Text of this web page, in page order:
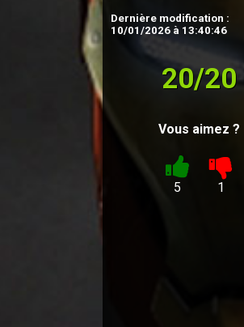
Dernière modification :
10/01/2026 à 13:40:46
20/20
Vous aimez ?
5 1